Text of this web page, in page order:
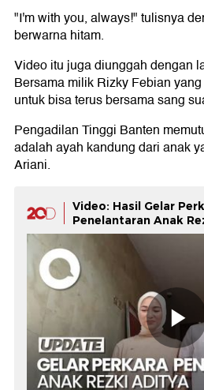
"I'm with you, always!" tulisnya
berwarna hitam.
Video itu juga diunggah dengan
Bersama milik Rizky Febian
untuk bisa terus bersama sang
Pengadilan Tinggi Banten
adalah ayah kandung dari anak
Ariani.
Video: Hasil Gelar
Penelantaran Anak